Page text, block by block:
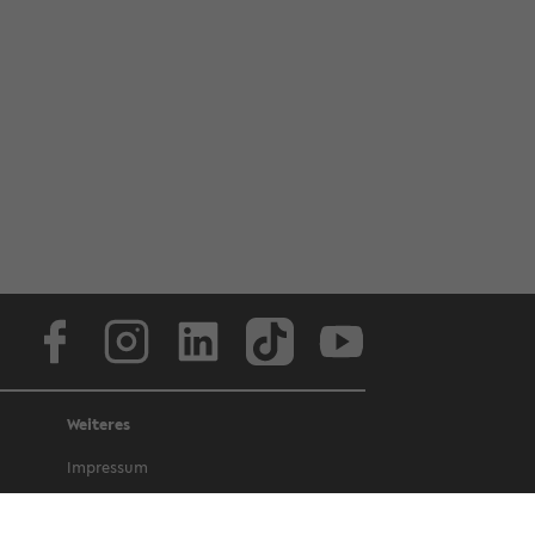
Face­book
Weiteres
Im­pres­sum